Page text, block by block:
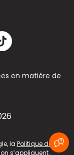
en matière de
la Politique de
s’appliquent.